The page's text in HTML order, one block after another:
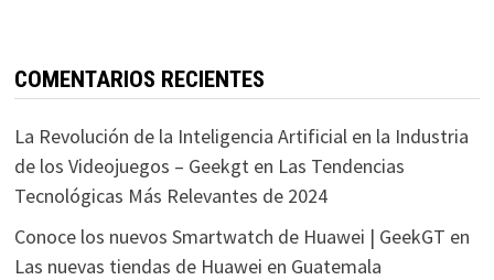
COMENTARIOS RECIENTES
La Revolución de la Inteligencia Artificial en la Industria
de los Videojuegos – Geekgten Las Tendencias
Tecnológicas Más Relevantes de 2024
Conoce los nuevos Smartwatch de Huawei | GeekGT en
Las nuevas tiendas de Huawei en Guatemala